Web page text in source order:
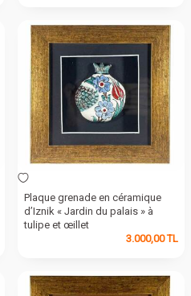
Plaque grenade en céramique
d’Iznik « Jardin du palais » à
tulipe et œillet
3.000,00TL